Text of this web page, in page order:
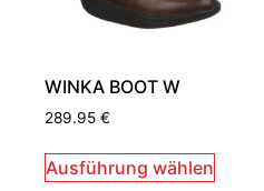
WINKA BOOT W
289.95 €
Ausführung wählen